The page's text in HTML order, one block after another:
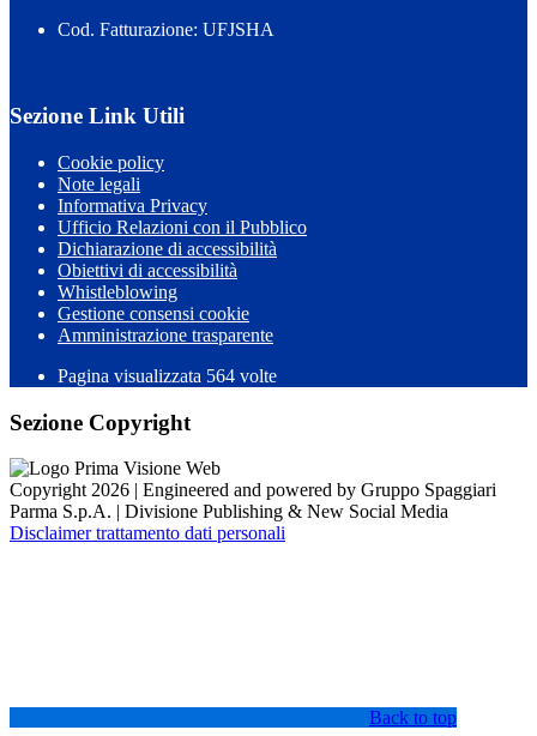
Cod. Fatturazione: UFJSHA
Sezione Link Utili
Cookie policy
Note legali
Informativa Privacy
Ufficio Relazioni con il Pubblico
Dichiarazione di accessibilità
Obiettivi di accessibilità
Whistleblowing
Gestione consensi cookie
Amministrazione trasparente
Pagina visualizzata 564 volte
Sezione Copyright
Copyright 2026 | Engineered and powered by Gruppo Spaggiari
Parma S.p.A. | Divisione Publishing & New Social Media
Disclaimer trattamento dati personali
Back to top